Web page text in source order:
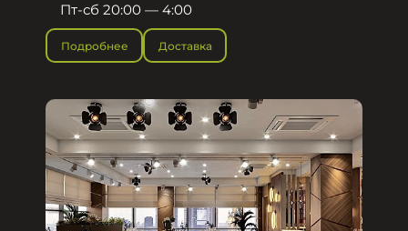
Пт-сб 20:00 — 4:00
Подробнее Доставка